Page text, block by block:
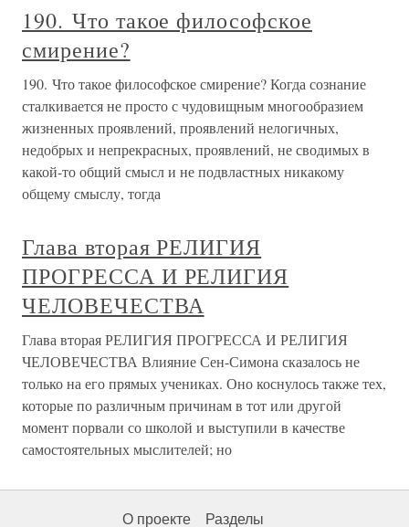
190. Что такое философское
смирение?
190. Что такое философское смирение? Когда сознание
сталкивается не просто с чудовищным многообразием
жизненных проявлений, проявлений нелогичных,
недобрых и непрекрасных, проявлений, не сводимых в
какой-то общий смысл и не подвластных никакому
общему смыслу, тогда
Глава вторая РЕЛИГИЯ
ПРОГРЕССА И РЕЛИГИЯ
ЧЕЛОВЕЧЕСТВА
Глава вторая РЕЛИГИЯ ПРОГРЕССА И РЕЛИГИЯ
ЧЕЛОВЕЧЕСТВА Влияние Сен-Симона сказалось не
только на его прямых учениках. Оно коснулось также тех,
которые по различным причинам в тот или другой
момент порвали со школой и выступили в качестве
самостоятельных мыслителей; но
О проекте Разделы